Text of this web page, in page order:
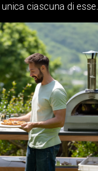
ciascuna di esse.